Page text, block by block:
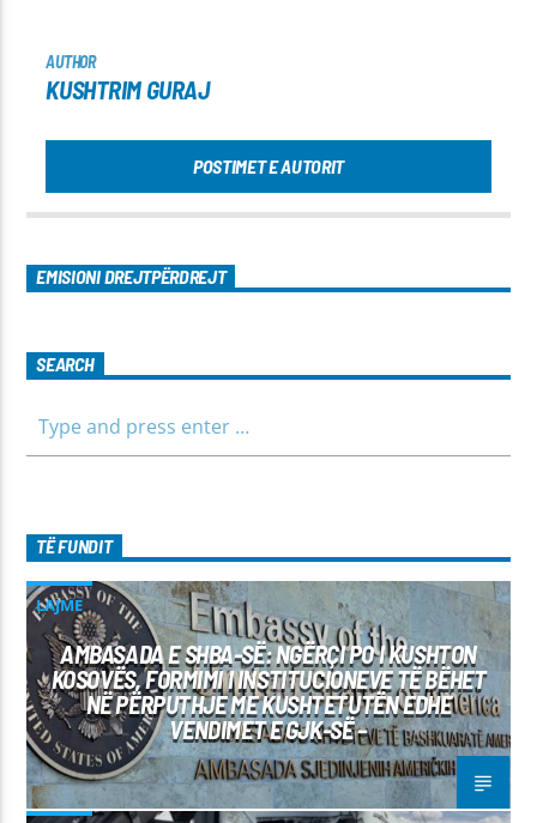
AUTHOR
KUSHTRIM GURAJ
POSTIMET E AUTORIT
EMISIONI DREJTPËRDREJT
SEARCH
TË FUNDIT
LAJME
AMBASADA E SHBA-SË: NGËRÇI PO I KUSHTON
KOSOVËS, FORMIMI I INSTITUCIONEVE TË BËHET
NË PËRPUTHJE ME KUSHTETUTËN EDHE
VENDIMET E GJK-SË –